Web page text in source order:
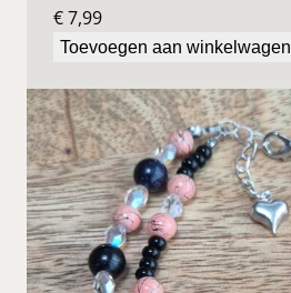
€7,99
Toevoegen aan winkelwagen